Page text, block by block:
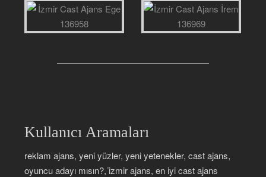
Kullanıcı Aramaları
reklam ajans, yeni yüzler, yeni yetenekler, cast ajans,
oyuncu adayı mısın?, i̇zmir ajans, en iyi cast ajans